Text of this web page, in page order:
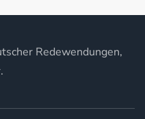
Redewendungen,